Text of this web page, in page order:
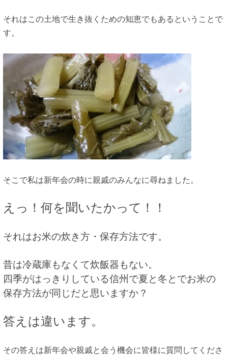
それはこの土地で生き抜くための知恵でもあるということで
す。
そこで私は新年会の時に親戚のみんなに尋ねました。
えっ！何を聞いたかって！！
それはお米の炊き方・保存方法です。
昔は冷蔵庫もなくて炊飯器もない。
四季がはっきりしている信州で夏と冬とでお米の
保存方法が同じだと思いますか？
答えは違います。
その答えは新年会や親戚と会う機会に皆様に質問してくださ